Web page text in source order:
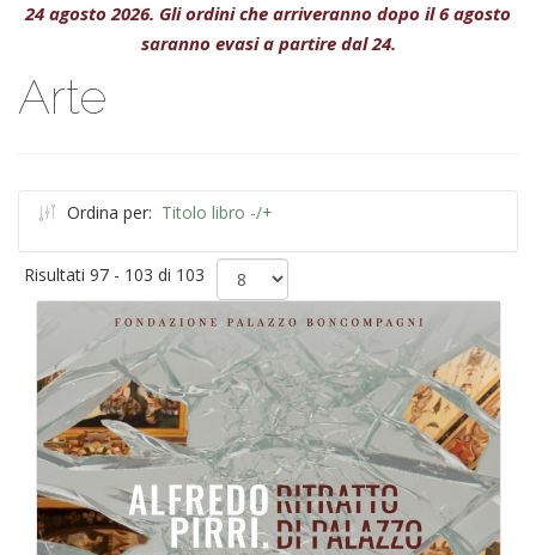
24 agosto 2026. Gli ordini che arriveranno dopo il 6 agosto
saranno evasi a partire dal 24.
Arte
Ordina per: Titolo libro -/+
Risultati 97 - 103 di 103